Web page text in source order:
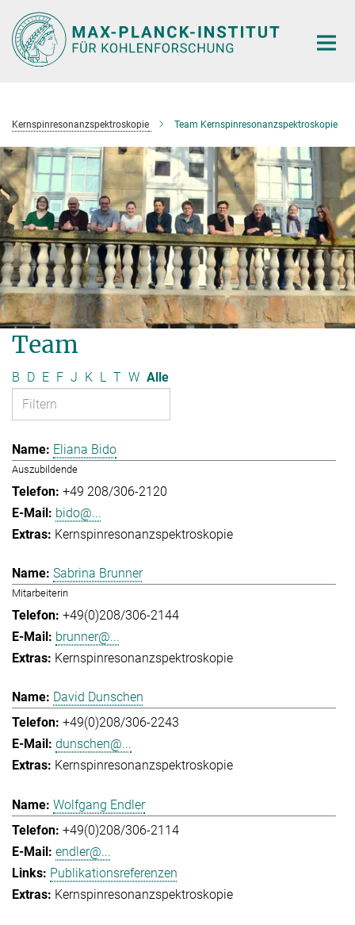
Hauptinhalt
Kernspinresonanzspektroskopie Team Kernspinresonanzspektroskopie
Team
B D E F J K L T W Alle
Eliana Bido
Auszubildende
+49 208/306-2120
bido@...
Kernspinresonanzspektroskopie
Sabrina Brunner
Mitarbeiterin
+49(0)208/306-2144
brunner@...
Kernspinresonanzspektroskopie
David Dunschen
+49(0)208/306-2243
dunschen@...
Kernspinresonanzspektroskopie
Wolfgang Endler
+49(0)208/306-2114
endler@...
Publikationsreferenzen
Kernspinresonanzspektroskopie